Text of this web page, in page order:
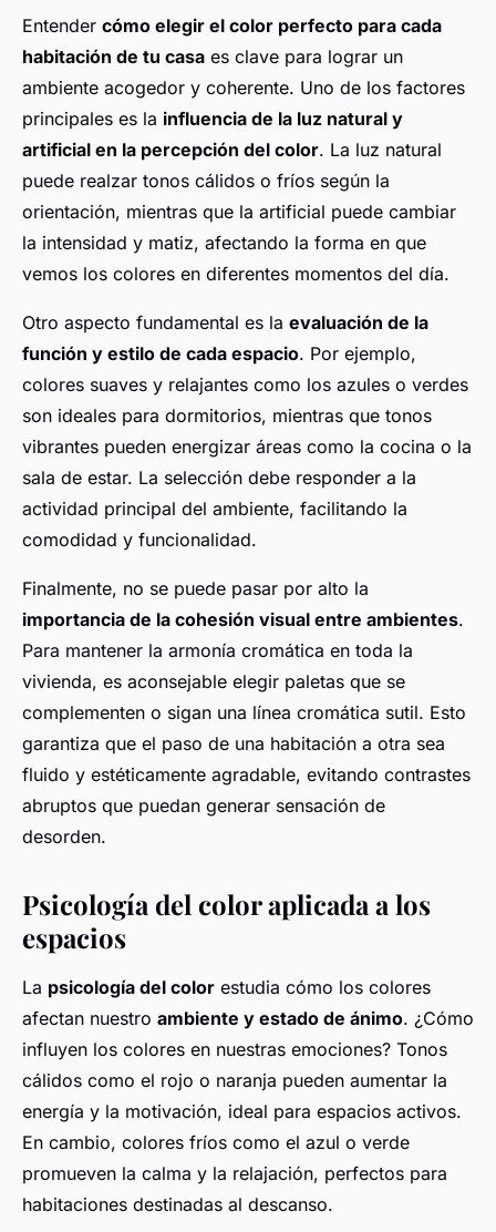
Entender cómo elegir el color perfecto para cada
habitación de tu casa es clave para lograr un
ambiente acogedor y coherente. Uno de los factores
principales es la influencia de la luz natural y
artificial en la percepción del color. La luz natural
puede realzar tonos cálidos o fríos según la
orientación, mientras que la artificial puede cambiar
la intensidad y matiz, afectando la forma en que
vemos los colores en diferentes momentos del día.
Otro aspecto fundamental es la evaluación de la
función y estilo de cada espacio. Por ejemplo,
colores suaves y relajantes como los azules o verdes
son ideales para dormitorios, mientras que tonos
vibrantes pueden energizar áreas como la cocina o la
sala de estar. La selección debe responder a la
actividad principal del ambiente, facilitando la
comodidad y funcionalidad.
Finalmente, no se puede pasar por alto la
importancia de la cohesión visual entre ambientes.
Para mantener la armonía cromática en toda la
vivienda, es aconsejable elegir paletas que se
complementen o sigan una línea cromática sutil. Esto
garantiza que el paso de una habitación a otra sea
fluido y estéticamente agradable, evitando contrastes
abruptos que puedan generar sensación de
desorden.
Psicología del color aplicada a los
espacios
La psicología del color estudia cómo los colores
afectan nuestro ambiente y estado de ánimo. ¿Cómo
influyen los colores en nuestras emociones? Tonos
cálidos como el rojo o naranja pueden aumentar la
energía y la motivación, ideal para espacios activos.
En cambio, colores fríos como el azul o verde
promueven la calma y la relajación, perfectos para
habitaciones destinadas al descanso.